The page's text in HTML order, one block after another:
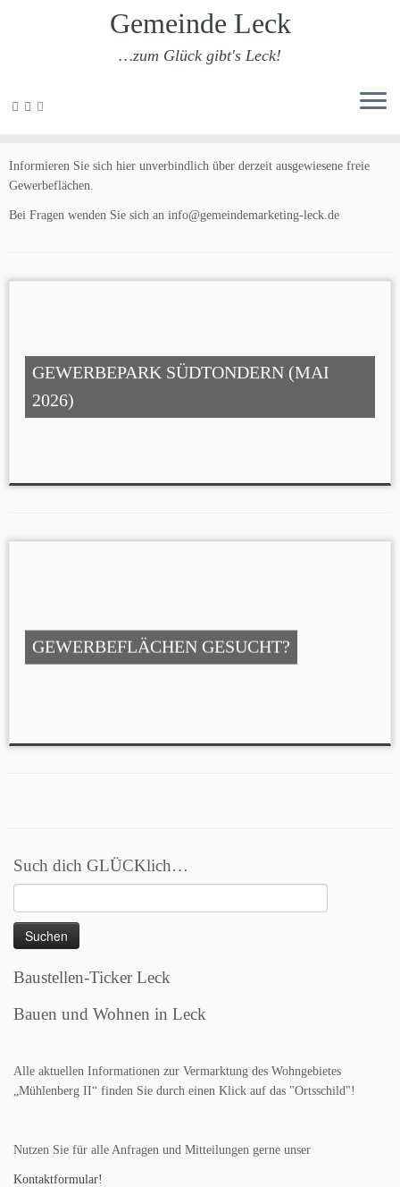
Zum
Gemeinde Leck
…zum Glück gibt's Leck!
Informieren Sie sich hier unverbindlich über derzeit ausgewiesene freie
Gewerbeflächen.
Bei Fragen wenden Sie sich an info@gemeindemarketing-leck.de
GEWERBEPARK SÜDTONDERN (MAI
2026)
GEWERBEFLÄCHEN GESUCHT?
Such dich GLÜCKlich…
nach:
Baustellen-Ticker Leck
Bauen und Wohnen in Leck
Alle aktuellen Informationen zur Vermarktung des Wohngebietes
„Mühlenberg II“ finden Sie durch einen Klick auf das "Ortsschild"!
Nutzen Sie für alle Anfragen und Mitteilungen gerne unser
Kontaktformular!